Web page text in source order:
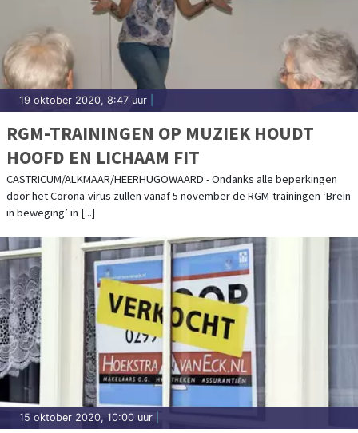
19 oktober 2020, 8:47 uur
RGM-TRAININGEN OP MUZIEK HOUDT
HOOFD EN LICHAAM FIT
CASTRICUM/ALKMAAR/HEERHUGOWAARD - Ondanks alle beperkingen
door het Corona-virus zullen vanaf 5 november de RGM-trainingen ‘Brein
in beweging’ in [...]
15 oktober 2020, 10:00 uur